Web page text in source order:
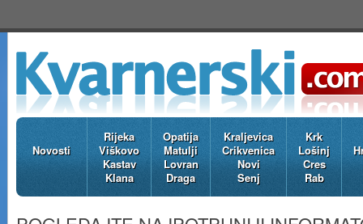
Novosti
Rijeka
Viškovo
Kastav
Klana
Opatija
Matulji
Lovran
Draga
Kraljevica
Crikvenica
Novi
Senj
Krk
Lošinj
Cres
Rab